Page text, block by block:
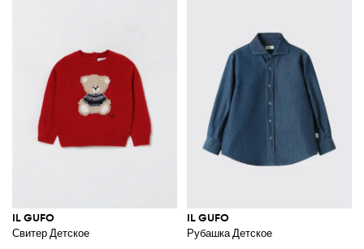
IL GUFO
Свитер Детское
IL GUFO
Рубашка Детское